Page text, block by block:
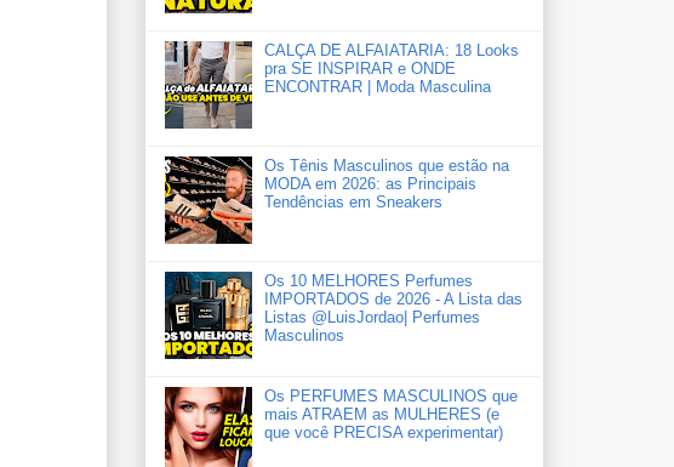
CALÇA DE ALFAIATARIA: 18 Looks
pra SE INSPIRAR e ONDE
ENCONTRAR | Moda Masculina
Os Tênis Masculinos que estão na
MODA em 2026: as Principais
Tendências em Sneakers
Os 10 MELHORES Perfumes
IMPORTADOS de 2026 - A Lista das
Listas ‪‪‪@LuisJordao‬| Perfumes
Masculinos
Os PERFUMES MASCULINOS que
mais ATRAEM as MULHERES (e
que você PRECISA experimentar)